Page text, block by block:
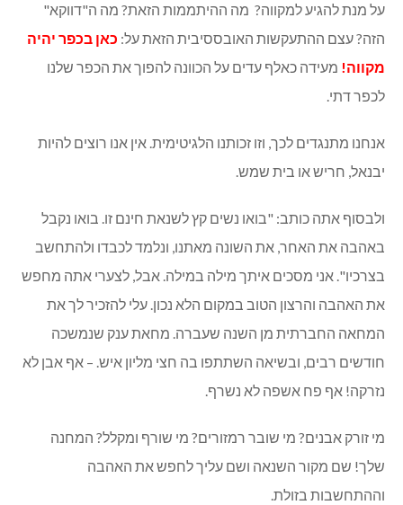
להגיע למקווה? מה ההיתממות הזאת? מה ה"דווקא"
עצם ההתעקשות האובססיבית הזאת על:כאן בכפר יהיה
מעידה כאלף עדים על הכוונה להפוך את הכפר שלנו
דתי.
מתנגדים לכך, וזו זכותנו הלגיטימית. אין אנו רוצים להיות
חריש או בית שמש.
אתה כותב: "בואו נשים קץ לשנאת חינם זו. בואו נקבל
את האחר, את השונה מאתנו, ונלמד לכבדו ולהתחשב
אני מסכים איתך מילה במילה. אבל, לצערי אתה מחפש
והרצון הטוב במקום הלא נכון. עלי להזכיר לך את
החברתית מן השנה שעברה. מחאת ענק שנמשכה
רבים, ובשיאה השתתפו בה חצי מליון איש. – אף אבן לא
אף פח אשפה לא נשרף.
אבנים? מי שובר רמזורים? מי שורף ומקלל? המחנה
שם מקור השנאה ושם עליך לחפש את האהבה
בזולת.